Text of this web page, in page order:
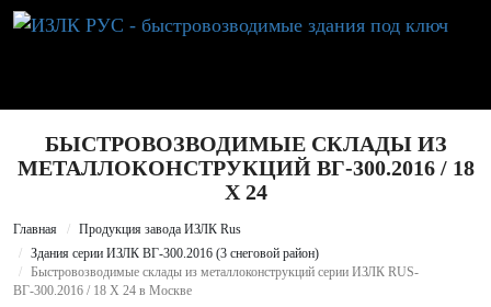
БЫСТРОВОЗВОДИМЫЕ СКЛАДЫ ИЗ
МЕТАЛЛОКОНСТРУКЦИЙ ВГ-300.2016 / 18
X 24
Главная
Продукция завода ИЗЛК Rus
Здания серии ИЗЛК ВГ-300.2016 (3 снеговой район)
Быстровозводимые склады из металлоконструкций серии ИЗЛК RUS-
ВГ-300.2016 / 18 X 24 в Москве